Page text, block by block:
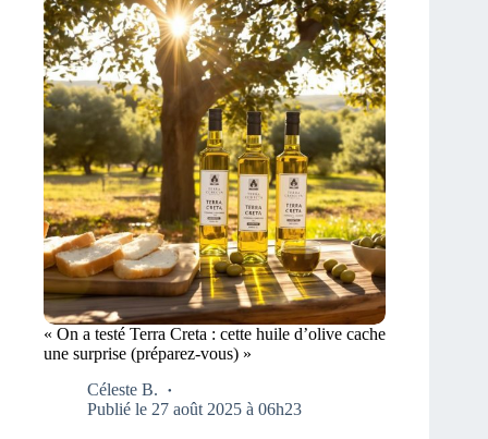
« On a testé Terra Creta : cette huile d’olive cache
une surprise (préparez-vous) »
Céleste B.
Publié le 27 août 2025 à 06h23